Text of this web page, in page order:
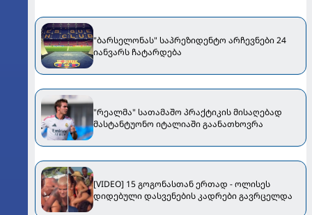
"ბარსელონას" საპრეზიდენტო არჩევნები 24
იანვარს ჩატარდება
"რეალმა" სათამაშო პრაქტიკის მისაღებად
მასტანტუონო იტალიაში გაანათხოვრა
[VIDEO] 15 გოგონასთან ერთად - ოლისეს
დიდებული დასვენების კადრები გავრცელდა